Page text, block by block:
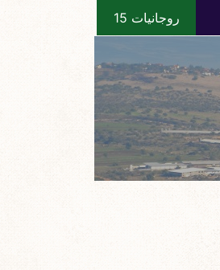
روجانيات 15